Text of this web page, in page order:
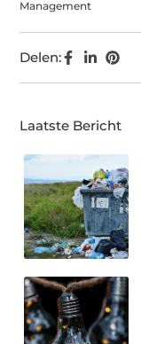
Management
Delen:
Laatste Bericht